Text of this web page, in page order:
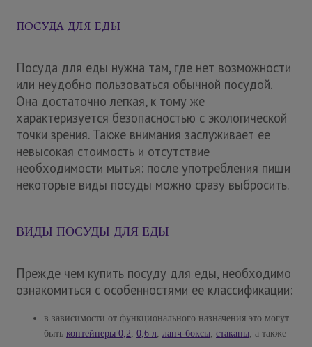
ПОСУДА ДЛЯ ЕДЫ
Посуда для еды нужна там, где нет возможности
или неудобно пользоваться обычной посудой.
Она достаточно легкая, к тому же
характеризуется безопасностью с экологической
точки зрения. Также внимания заслуживает ее
невысокая стоимость и отсутствие
необходимости мытья: после употребления пищи
некоторые виды посуды можно сразу выбросить.
ВИДЫ ПОСУДЫ ДЛЯ ЕДЫ
Прежде чем купить посуду для еды, необходимо
ознакомиться с особенностями ее классификации:
в зависимости от функционального назначения это могут
быть контейнеры 0,2, 0,6 л, ланч-боксы, стаканы, а также